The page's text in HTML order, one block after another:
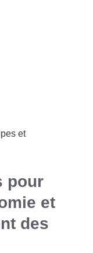
et
pour
et
des